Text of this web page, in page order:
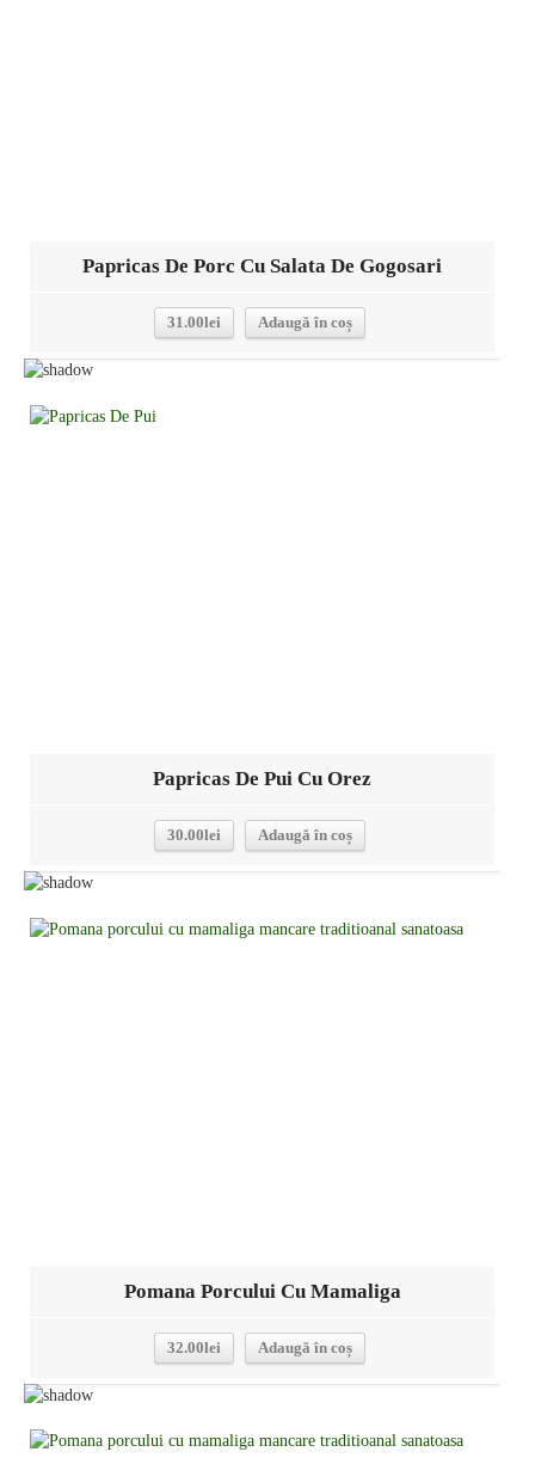
Papricas De Porc Cu Salata De Gogosari
31.00lei Adaugă în coș
Papricas De Pui Cu Orez
30.00lei Adaugă în coș
Pomana Porcului Cu Mamaliga
32.00lei Adaugă în coș